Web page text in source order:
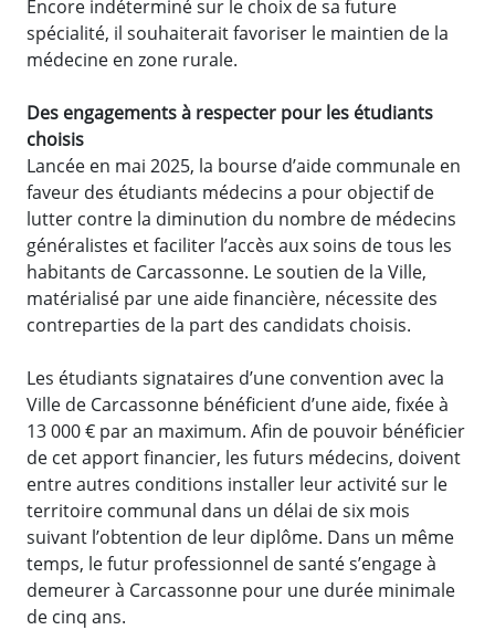
Encore indéterminé sur le choix de sa future
spécialité, il souhaiterait favoriser le maintien de la
médecine en zone rurale.
Des engagements à respecter pour les étudiants
choisis
Lancée en mai 2025, la bourse d’aide communale en
faveur des étudiants médecins a pour objectif de
lutter contre la diminution du nombre de médecins
généralistes et faciliter l’accès aux soins de tous les
habitants de Carcassonne. Le soutien de la Ville,
matérialisé par une aide financière, nécessite des
contreparties de la part des candidats choisis.
Les étudiants signataires d’une convention avec la
Ville de Carcassonne bénéficient d’une aide, fixée à
13 000 € par an maximum. Afin de pouvoir bénéficier
de cet apport financier, les futurs médecins, doivent
entre autres conditions installer leur activité sur le
territoire communal dans un délai de six mois
suivant l’obtention de leur diplôme. Dans un même
temps, le futur professionnel de santé s’engage à
demeurer à Carcassonne pour une durée minimale
de cinq ans.